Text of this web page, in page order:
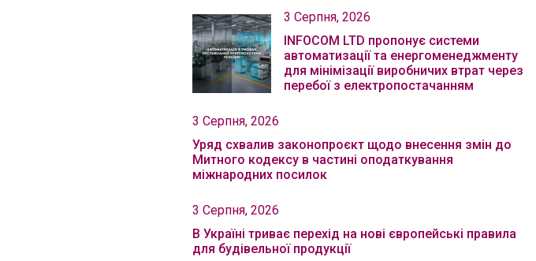
3 Серпня, 2026
INFOCOM LTD пропонує системи
автоматизації та енергоменеджменту
для мінімізації виробничих втрат через
перебої з електропостачанням
3 Серпня, 2026
Уряд схвалив законопроєкт щодо внесення змін до
Митного кодексу в частині оподаткування
міжнародних посилок
3 Серпня, 2026
В Україні триває перехід на нові європейські правила
для будівельної продукції